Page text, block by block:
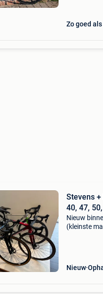
Zo goed
Stevens
40, 47,
Nieuw
(kleinste
Nieuw